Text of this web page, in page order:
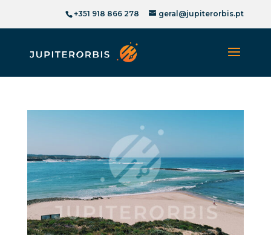
+351 918 866 278 geral@jupiterorbis.pt